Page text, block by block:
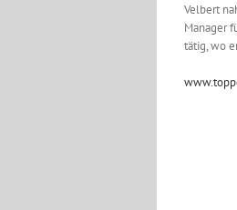
Velbert
Manager
tätig, wo